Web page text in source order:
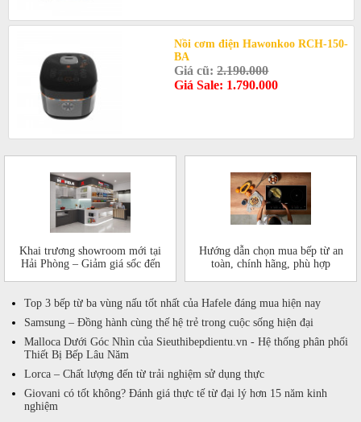
Nồi cơm điện Hawonkoo RCH-150-
BA
Giá cũ:2.190.000
Giá Sale: 1.790.000
Khai trương showroom mới tại
Hải Phòng – Giảm giá sốc đến
Hướng dẫn chọn mua bếp từ an
toàn, chính hãng, phù hợp
Top 3 bếp từ ba vùng nấu tốt nhất của Hafele đáng mua hiện nay
Samsung – Đồng hành cùng thế hệ trẻ trong cuộc sống hiện đại
Malloca Dưới Góc Nhìn của Sieuthibepdientu.vn - Hệ thống phân phối
Thiết Bị Bếp Lâu Năm
Lorca – Chất lượng đến từ trải nghiệm sử dụng thực
Giovani có tốt không? Đánh giá thực tế từ đại lý hơn 15 năm kinh
nghiệm